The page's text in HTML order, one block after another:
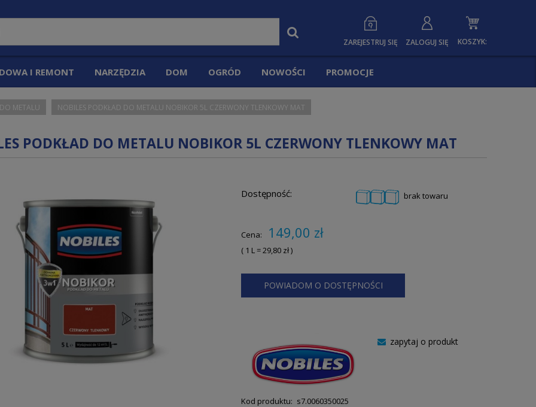
KOSZYK:
ZAREJESTRUJ SIĘ ZALOGUJ SIĘ
I REMONT NARZĘDZIA DOM OGRÓD NOWOŚCI PROMOCJE
METALU NOBILES PODKŁAD DO METALU NOBIKOR 5L CZERWONY TLENKOWY MAT
PODKŁAD DO METALU NOBIKOR 5L CZERWONY TLENKOWY MAT
Dostępność: brak towaru
Cena: 149,00 zł
( 1 L=29,80 zł)
POWIADOM O DOSTĘPNOŚCI
Kod produktu: s7.0060350025
zapytaj o produkt